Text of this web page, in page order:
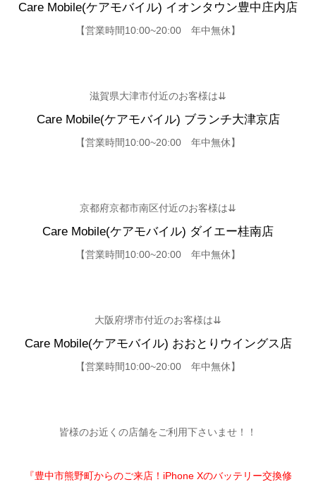
Care Mobile(ケアモバイル) イオンタウン豊中庄内店
【営業時間10:00~20:00 年中無休】
滋賀県大津市付近のお客様は⇊
Care Mobile(ケアモバイル) ブランチ大津京店
【営業時間10:00~20:00 年中無休】
京都府京都市南区付近のお客様は⇊
Care Mobile(ケアモバイル) ダイエー桂南店
【営業時間10:00~20:00 年中無休】
大阪府堺市付近のお客様は⇊
Care Mobile(ケアモバイル) おおとりウイングス店
【営業時間10:00~20:00 年中無休】
皆様のお近くの店舗をご利用下さいませ！！
『豊中市熊野町からのご来店！iPhone Xのバッテリー交換修